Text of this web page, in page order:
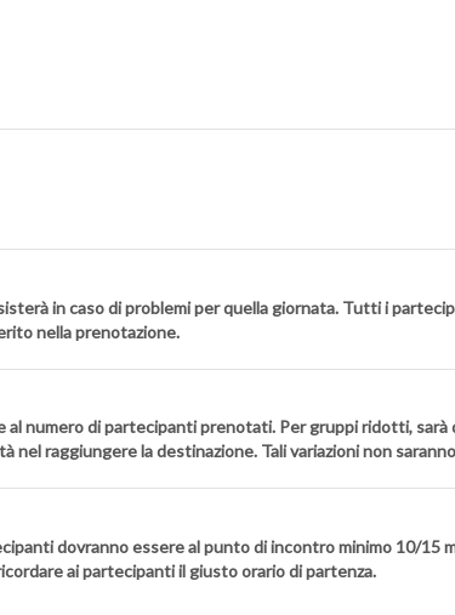
in caso di problemi per quella giornata. Tutti i
nella prenotazione.
numero di partecipanti prenotati. Per gruppi ridotti,
raggiungere la destinazione. Tali variazioni non
dovranno essere al punto di incontro minimo 10/15
ai partecipanti il giusto orario di partenza.